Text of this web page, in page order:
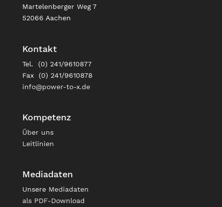
Martelenberger Weg 7
52066 Aachen
Kontakt
Tel. (0) 241/9610877
Fax (0) 241/9610878
info@power-to-x.de
Kompetenz
Über uns
Leitlinien
Mediadaten
Unsere Mediadaten
als PDF-Download